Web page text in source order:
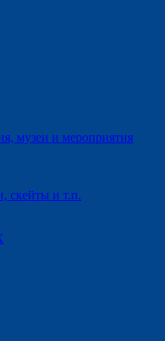
музеи и мероприятия
скейты и т.п.